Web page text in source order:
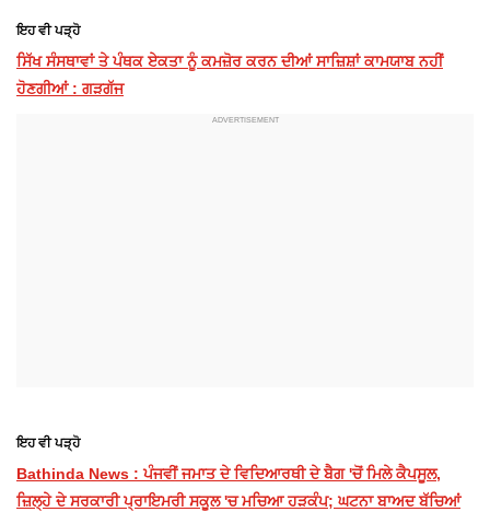
ਇਹ ਵੀ ਪੜ੍ਹੋ
ਸਿੱਖ ਸੰਸਥਾਵਾਂ ਤੇ ਪੰਥਕ ਏਕਤਾ ਨੂੰ ਕਮਜ਼ੋਰ ਕਰਨ ਦੀਆਂ ਸਾਜ਼ਿਸ਼ਾਂ ਕਾਮਯਾਬ ਨਹੀਂ
ਹੋਣਗੀਆਂ : ਗੜਗੱਜ
ਇਹ ਵੀ ਪੜ੍ਹੋ
Bathinda News : ਪੰਜਵੀਂ ਜਮਾਤ ਦੇ ਵਿਦਿਆਰਥੀ ਦੇ ਬੈਗ 'ਚੋਂ ਮਿਲੇ ਕੈਪਸੂਲ,
ਜ਼ਿਲ੍ਹੇ ਦੇ ਸਰਕਾਰੀ ਪ੍ਰਾਇਮਰੀ ਸਕੂਲ 'ਚ ਮਚਿਆ ਹੜਕੰਪ; ਘਟਨਾ ਬਾਅਦ ਬੱਚਿਆਂ